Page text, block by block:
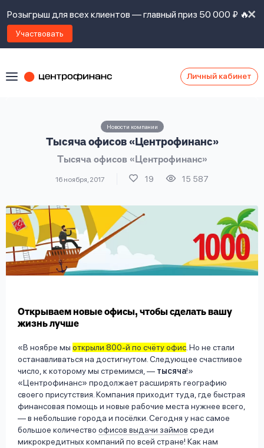
Розыгрыш для всех клиентов — главный приз 50 000 ₽ 🔥
Участвовать
Личный кабинет
Новости компании
Тысяча офисов «Центрофинанс»
Тысяча офисов «Центрофинанс»
16 ноября, 2017 19 15 587
Открываем новые офисы, чтобы сделать вашу
жизнь лучше
В ноябре мы открыли 800-й по счёту офис. Но не стали
останавливаться на достигнутом. Следующее счастливое
число, к которому мы стремимся, — тысяча!
«Центрофинанс» продолжает расширять географию
своего присутствия. Компания приходит туда, где быстрая
финансовая помощь и новые рабочие места нужнее всего,
— в небольшие города и посёлки. Сегодня у нас самое
большое количество офисов выдачи займов среди
микрокредитных компаний по всей стране! Как нам
Оформить заявку
Войти под другим номером
Задать
вопрос
Ответы
на
вопросы
правилами
займов,
даю
согласие
на
обработку
личных
данных